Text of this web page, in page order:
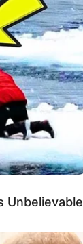
luan në
euro.